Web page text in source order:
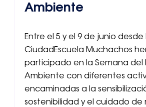
Ambiente
Entre el 5 y el 9 de junio desde
CiudadEscuela Muchachos
participado en la Semana del
Ambiente con diferentes
encaminadas a la
sostenibilidad y el cuidado de